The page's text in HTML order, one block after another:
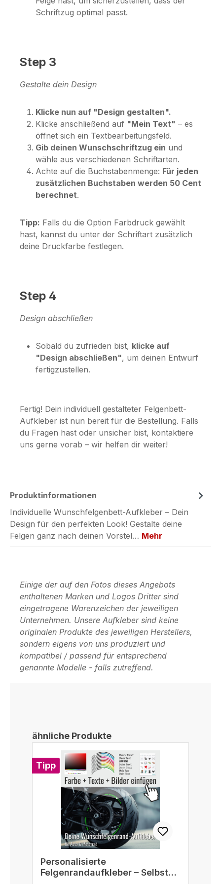
Schriftzug optimal passt.
Step 3
Gestalte dein Design
Klicke nun auf "Design gestalten".
Klicke anschließend auf "Mein Text" – es
öffnet sich ein Textbearbeitungsfeld.
Gib deinen Wunschschriftzug ein und
wähle aus verschiedenen Schriftarten.
Achte auf die Buchstabenmenge: Für jeden
zusätzlichen Buchstaben werden 50 Cent
berechnet.
Tipp: Falls du die Option Farbdruck gewählt
hast, kannst du unter der Schriftart zusätzlich
deine Druckfarbe festlegen.
Step 4
Design abschließen
Sobald du zufrieden bist, klicke auf
"Design abschließen", um deinen Entwurf
fertigzustellen.
Fertig! Dein individuell gestalteter Felgenbett-
Aufkleber ist nun bereit für die Bestellung. Falls
du Fragen hast oder unsicher bist, kontaktiere
uns gerne vorab – wir helfen dir weiter!
Produktinformationen
Individuelle Wunschfelgenbett-Aufkleber – Dein
Design für den perfekten Look! Gestalte deine
Felgen ganz nach deinen Vorstel… Mehr
Einige der auf den Fotos dieses Angebots
enthaltenen Marken und Logos Dritter sind
eingetragene Warenzeichen der jeweiligen
Unternehmen. Unsere Aufkleber sind keine
originalen Produkte des jeweiligen Herstellers,
sondern eigens von uns produziert und
kompatibel / passend für entsprechend
genannte Modelle - falls zutreffend.
Produktgalerie überspringen
ähnliche Produkte
Tipp
Personalisierte
Felgenrandaufkleber – Selbst